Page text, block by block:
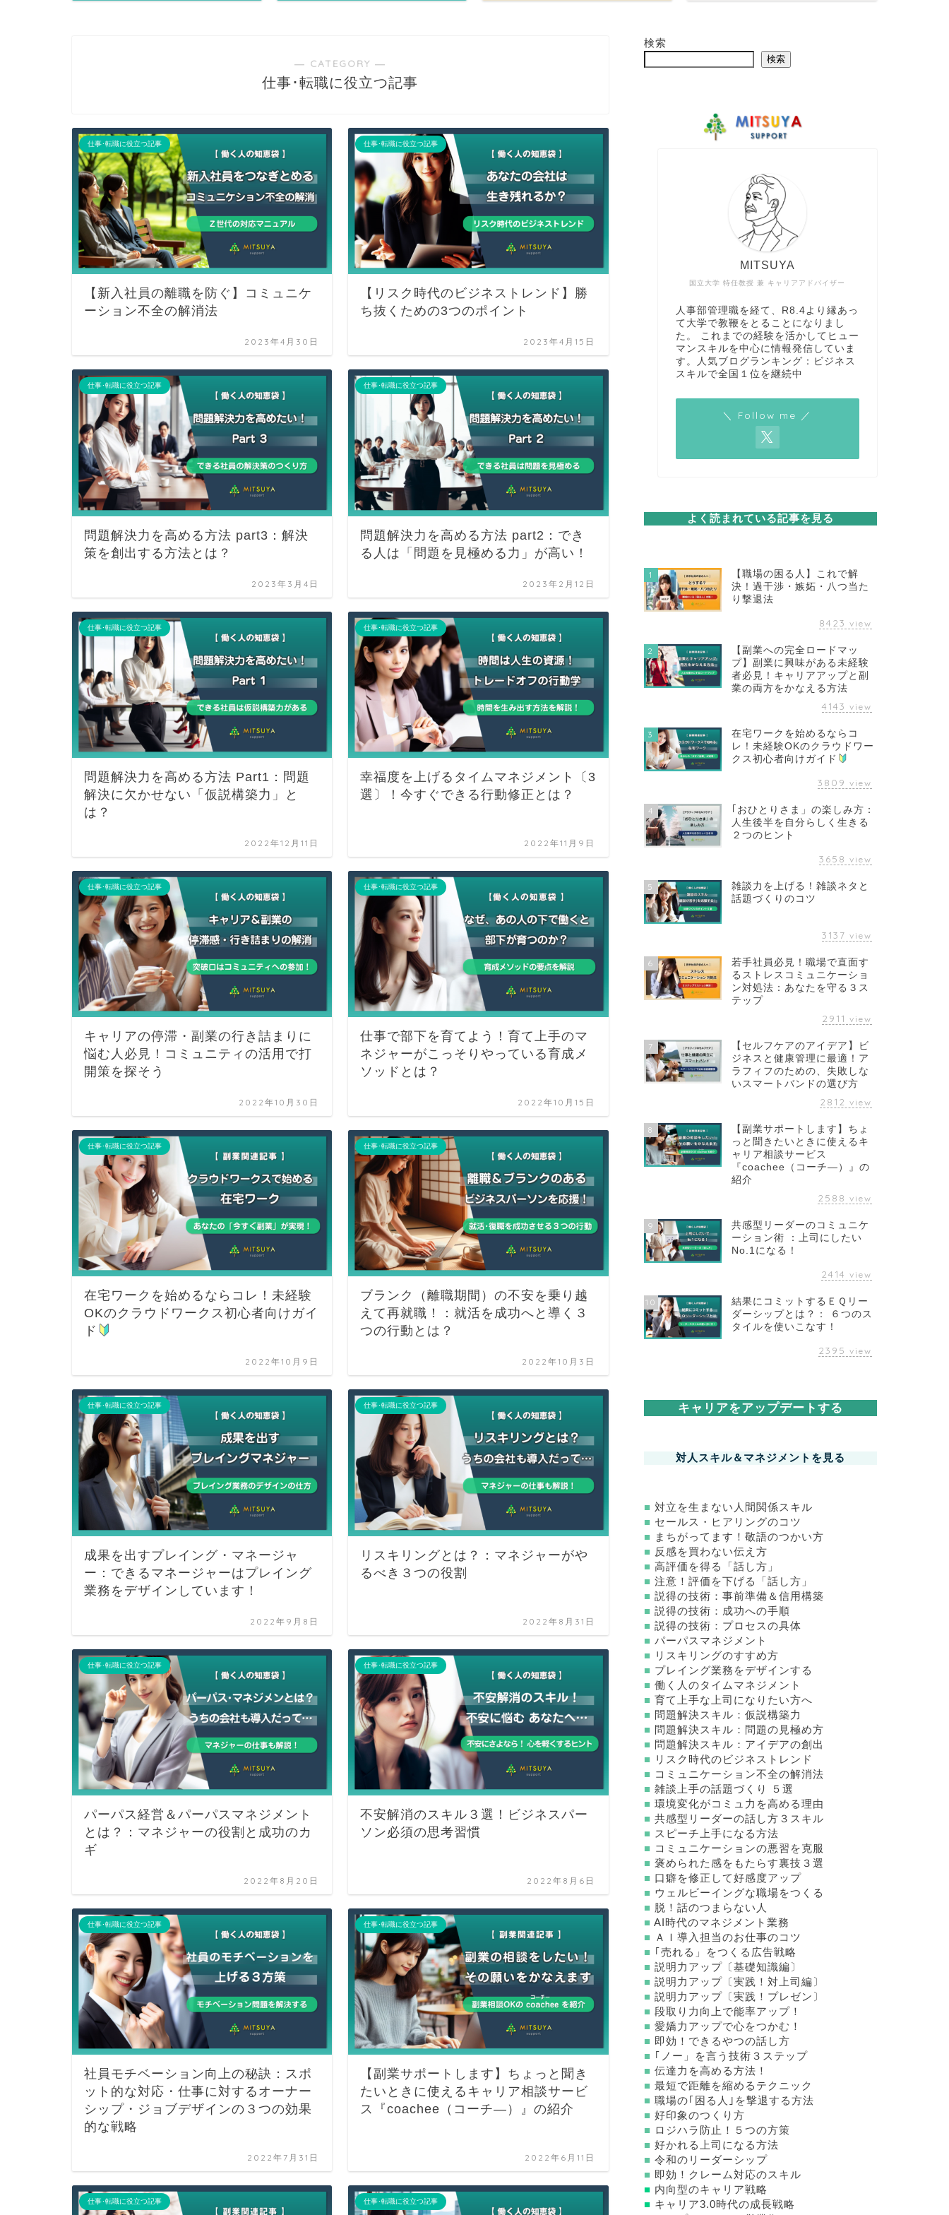
― CATEGORY ―
仕事･転職に役立つ記事
仕事･転職に役立つ記事
【新入社員の離職を防ぐ】コミュニケ
ーション不全の解消法
2023年4月30日
仕事･転職に役立つ記事
【リスク時代のビジネストレンド】勝
ち抜くための3つのポイント
2023年4月15日
仕事･転職に役立つ記事
問題解決力を高める方法 part3：解決
策を創出する方法とは？
2023年3月4日
仕事･転職に役立つ記事
問題解決力を高める方法 part2：でき
る人は「問題を見極める力」が高い！
2023年2月12日
仕事･転職に役立つ記事
問題解決力を高める方法 Part1：問題
解決に欠かせない「仮説構築力」と
は？
2022年12月11日
仕事･転職に役立つ記事
幸福度を上げるタイムマネジメント〔3
選〕！今すぐできる行動修正とは？
2022年11月9日
仕事･転職に役立つ記事
キャリアの停滞・副業の行き詰まりに
悩む人必見！コミュニティの活用で打
開策を探そう
2022年10月30日
仕事･転職に役立つ記事
仕事で部下を育てよう！育て上手のマ
ネジャーがこっそりやっている育成メ
ソッドとは？
2022年10月15日
仕事･転職に役立つ記事
在宅ワークを始めるならコレ！未経験
OKのクラウドワークス初心者向けガイ
ド
2022年10月9日
仕事･転職に役立つ記事
ブランク（離職期間）の不安を乗り越
えて再就職！：就活を成功へと導く３
つの行動とは？
2022年10月3日
仕事･転職に役立つ記事
成果を出すプレイング・マネージャ
ー：できるマネージャーはプレイング
業務をデザインしています！
2022年9月8日
仕事･転職に役立つ記事
リスキリングとは？：マネジャーがや
るべき３つの役割
2022年8月31日
仕事･転職に役立つ記事
パーパス経営＆パーパスマネジメント
とは？：マネジャーの役​​割と成功のカ
ギ
2022年8月20日
仕事･転職に役立つ記事
不安解消のスキル３選！ビジネスパー
ソン必須の思考習慣
2022年8月6日
仕事･転職に役立つ記事
社員モチベーション向上の秘訣：スポ
ット的な対応・仕事に対するオーナー
シップ・ジョブデザインの３つの効果
的な戦略
2022年7月31日
仕事･転職に役立つ記事
【副業サポートします】ちょっと聞き
たいときに使えるキャリア相談サービ
ス『coachee（コーチ―）』の紹介
2022年6月11日
仕事･転職に役立つ記事 仕事･転職に役立つ記事
検索
検索
国立大学 特任教授 兼 キャリアアドバイザー
MITSUYA
人事部管理職を経て、R8.4より縁あっ
て大学で教鞭をとることになりまし
た。 これまでの経験を活かしてヒュー
マンスキルを中心に情報発信していま
す。人気ブログランキング：ビジネス
スキルで全国１位を継続中
＼ Follow me ／
よく読まれている記事を見る
1
【職場の困る人】これで解
決！過干渉・嫉妬・八つ当た
り撃退法
8423 view
2
【副業への完全ロードマッ
プ】副業に興味がある未経験
者必見！キャリアアップと副
業の両方をかなえる方法
4143 view
3
在宅ワークを始めるならコ
レ！未経験OKのクラウドワー
クス初心者向けガイド
3809 view
4
｢おひとりさま」の楽しみ方：
人生後半を自分らしく生きる
２つのヒント
3658 view
5
雑談力を上げる！雑談ネタと
話題づくりのコツ
3137 view
6
若手社員必見！職場で直面す
るストレスコミュニケーショ
ン対処法：あなたを守る３ス
テップ
2911 view
7
【セルフケアのアイデア】ビ
ジネスと健康管理に最適！ア
ラフィフのための、失敗しな
いスマートバンドの選び方
2812 view
8
【副業サポートします】ちょ
っと聞きたいときに使えるキ
ャリア相談サービス
『coachee（コーチ―）』の
紹介
2588 view
9
共感型リーダーのコミュニケ
ーション術 ：上司にしたい
No.1になる！
2414 view
10
結果にコミットするＥＱリー
ダーシップとは？： ６つのス
タイルを使いこなす！
2395 view
キャリアをアップデートする
対人スキル＆マネジメントを見る
■ 対立を生まない人間関係スキル
■ セールス・ヒアリングのコツ
■ まちがってます！敬語のつかい方
■ 反感を買わない伝え方
■ 高評価を得る「話し方」
■ 注意！評価を下げる「話し方」
■ 説得の技術：事前準備＆信用構築
■ 説得の技術：成功への手順
■ 説得の技術：プロセスの具体
■ パーパスマネジメント
■ リスキリングのすすめ方
■ プレイング業務をデザインする
■ 働く人のタイムマネジメント
■ 育て上手な上司になりたい方へ
■ 問題解決スキル：仮説構築力
■ 問題解決スキル：問題の見極め方
■ 問題解決スキル：アイデアの創出
■ リスク時代のビジネストレンド
■ コミュニケーション不全の解消法
■ 雑談上手の話題づくり ５選
■ 環境変化がコミュ力を高める理由
■ 共感型リーダーの話し方３スキル
■ スピーチ上手になる方法
■ コミュニケーションの悪習を克服
■ 褒められた感をもたらす裏技３選
■ 口癖を修正して好感度アップ
■ ウェルビーイングな職場をつくる
■ 脱！話のつまらない人
■ AI時代のマネジメント業務
■ ＡＩ導入担当のお仕事のコツ
■ ｢売れる」をつくる広告戦略
■ 説明力アップ〔基礎知識編〕
■ 説明力アップ〔実践！対上司編〕
■ 説明力アップ〔実践！プレゼン〕
■ 段取り力向上で能率アップ！
■ 愛嬌力アップで心をつかむ！
■ 即効！できるやつの話し方
■ ｢ノー」を言う技術３ステップ
■ 伝達力を高める方法！
■ 最短で距離を縮めるテクニック
■ 職場の｢困る人｣を撃退する方法
■ 好印象のつくり方
■ ロジハラ防止！５つの方策
■ 好かれる上司になる方法
■ 令和のリーダーシップ
■ 即効！クレーム対応のスキル
■ 内向型のキャリア戦略
■ キャリア3.0時代の成長戦略